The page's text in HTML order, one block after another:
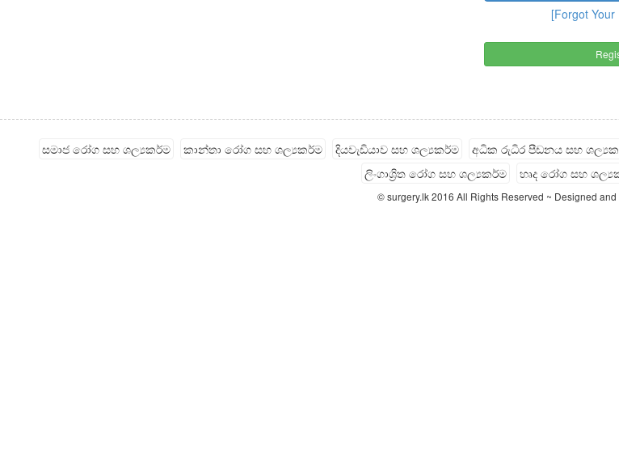
[Forgot Your
සමාජ රෝග සහ ශල්‍යකර්ම කාන්තා රෝග සහ ශල්‍යකර්ම දියවැඩියාව සහ ශල්‍යකර්ම අධික රුධිර පීඩනය සහ
ලිංගාශ්‍රිත රෝග සහ ශල්‍යකර්ම
හෘද රෝග සහ
© surgery.lk 2016 All Rights Reserved ~ Designed